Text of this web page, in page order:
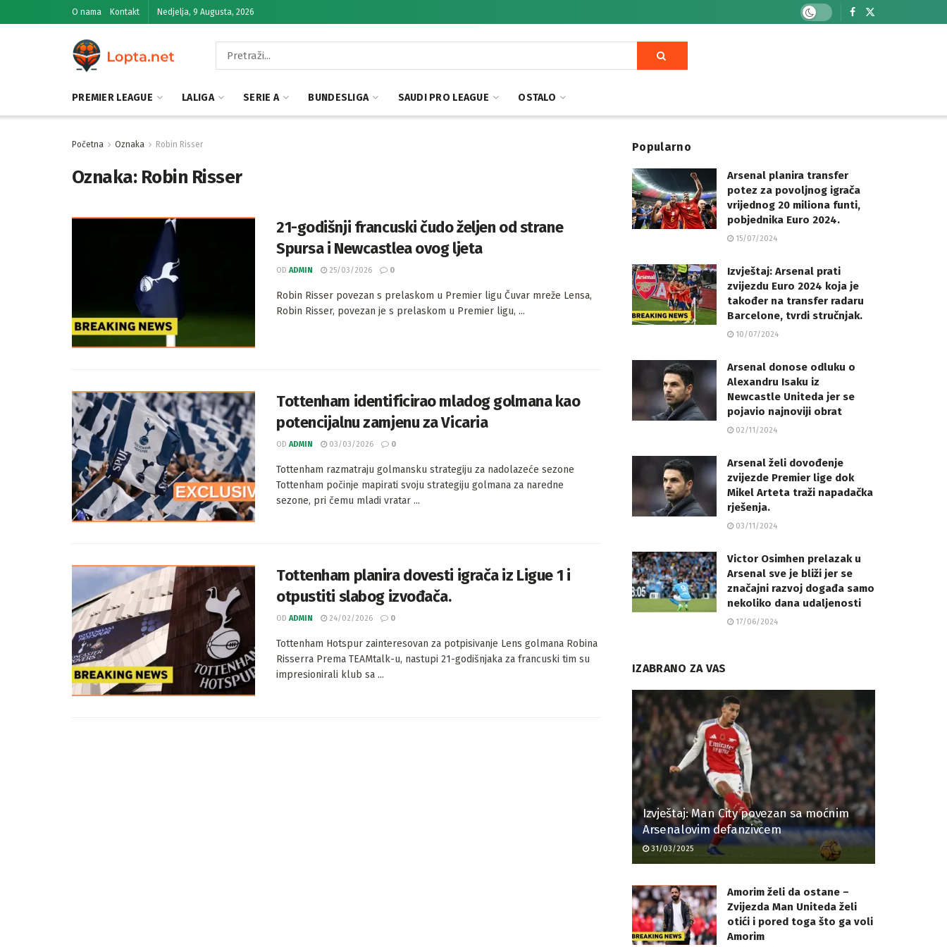
O nama Kontakt Nedjelja, 9 Augusta, 2026
PREMIER LEAGUE LALIGA SERIE A BUNDESLIGA SAUDI PRO LEAGUE OSTALO
Početna Oznaka Robin Risser
Oznaka: Robin Risser
21-godišnji francuski čudo željen od strane
Spursa i Newcastlea ovog ljeta
OD ADMIN 25/03/2026 0
Robin Risser povezan s prelaskom u Premier ligu Čuvar mreže Lensa,
Robin Risser, povezan je s prelaskom u Premier ligu, ...
Tottenham identificirao mladog golmana kao
potencijalnu zamjenu za Vicaria
OD ADMIN 03/03/2026 0
Tottenham razmatraju golmansku strategiju za nadolazeće sezone
Tottenham počinje mapirati svoju strategiju golmana za naredne
sezone, pri čemu mladi vratar ...
Tottenham planira dovesti igrača iz Ligue 1 i
otpustiti slabog izvođača.
OD ADMIN 24/02/2026 0
Tottenham Hotspur zainteresovan za potpisivanje Lens golmana Robina
Risserra Prema TEAMtalk-u, nastupi 21-godišnjaka za francuski tim su
impresionirali klub sa ...
Popularno
Arsenal planira transfer
potez za povoljnog igrača
vrijednog 20 miliona funti,
pobjednika Euro 2024.
15/07/2024
Izvještaj: Arsenal prati
zvijezdu Euro 2024 koja je
također na transfer radaru
Barcelone, tvrdi stručnjak.
10/07/2024
Arsenal donose odluku o
Alexandru Isaku iz
Newcastle Uniteda jer se
pojavio najnoviji obrat
02/11/2024
Arsenal želi dovođenje
zvijezde Premier lige dok
Mikel Arteta traži napadačka
rješenja.
03/11/2024
Victor Osimhen prelazak u
Arsenal sve je bliži jer se
značajni razvoj događa samo
nekoliko dana udaljenosti
17/06/2024
IZABRANO ZA VAS
Izvještaj: Man City povezan sa moćnim
Arsenalovim defanzivcem
31/03/2025
Amorim želi da ostane –
Zvijezda Man Uniteda želi
otići i pored toga što ga voli
Amorim